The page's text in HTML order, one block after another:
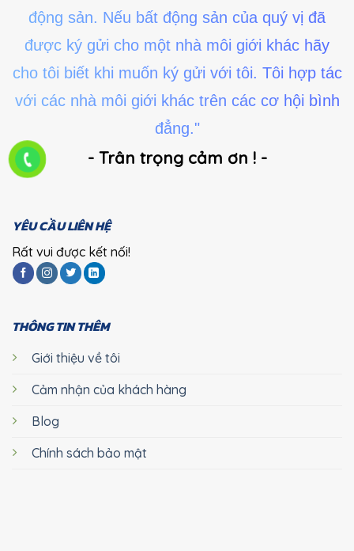
động sản. Nếu bất động sản của quý vị đã
được ký gửi cho một nhà môi giới khác hãy
cho tôi biết khi muốn ký gửi với tôi. Tôi hợp tác
với các nhà môi giới khác trên các cơ hội bình
đẳng."
- Trân trọng cảm ơn ! -
THÔNG TIN THÊM
Giới thiệu về tôi
Cảm nhận của khách hàng
Blog
Chính sách bảo mật
YÊU CẦU LIÊN HỆ
Rất vui được kết nối!